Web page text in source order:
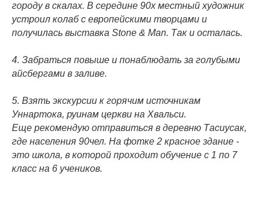
городу в скалах. В середине 90х местный художник
устроил колаб с европейскими творцами и
получилась выставка Stone & Man. Так и осталась.
4. Забраться повыше и понаблюдать за голубыми
айсбергами в заливе.
5. Взять экскурсии к горячим источникам
Уннартока, руинам церкви на Хвальси.
Еще рекомендую отправиться в деревню Тасиусак,
где населения 90чел. На фотке 2 красное здание -
это школа, в которой проходит обучение с 1 по 7
класс на 6 учеников.